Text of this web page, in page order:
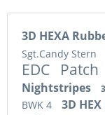
3D HEXA
Sgt.Candy Stern
EDC
Patch
Nightstripes
BWK 4
3D